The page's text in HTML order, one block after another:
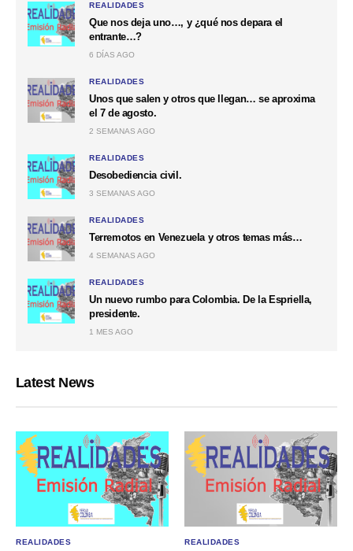
REALIDADES
Que nos deja uno…, y ¿qué nos depara el
entrante…?
6 DÍAS AGO
REALIDADES
Unos que salen y otros que llegan… se aproxima
el 7 de agosto.
2 SEMANAS AGO
REALIDADES
Desobediencia civil.
3 SEMANAS AGO
REALIDADES
Terremotos en Venezuela y otros temas más…
4 SEMANAS AGO
REALIDADES
Un nuevo rumbo para Colombia. De la Espriella,
presidente.
1 MES AGO
Latest News
REALIDADES REALIDADES